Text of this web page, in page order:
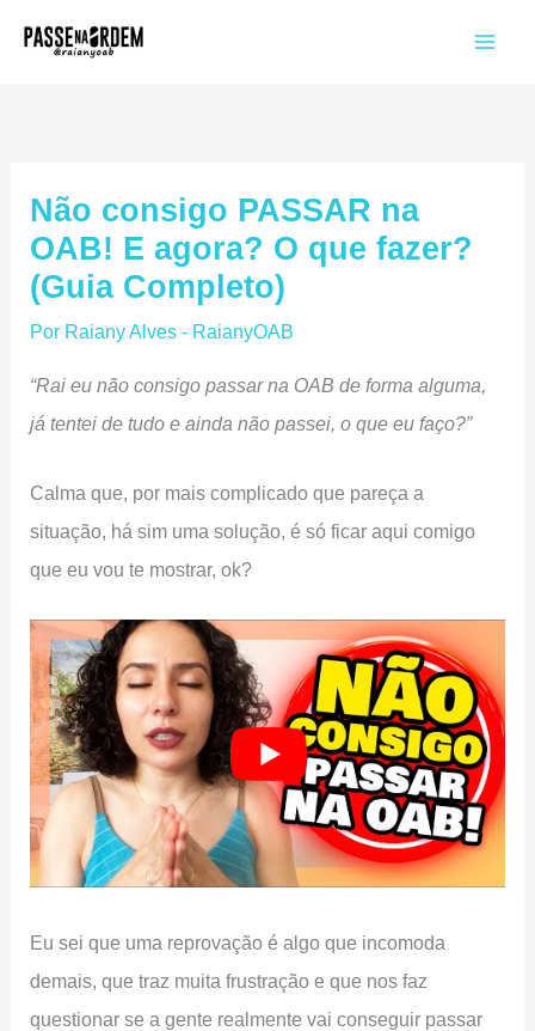
Não consigo PASSAR na
OAB! E agora? O que fazer?
(Guia Completo)
Por Raiany Alves - RaianyOAB
“Rai eu não consigo passar na OAB de forma alguma,
já tentei de tudo e ainda não passei, o que eu faço?”
Calma que, por mais complicado que pareça a
situação, há sim uma solução, é só ficar aqui comigo
que eu vou te mostrar, ok?
Eu sei que uma reprovação é algo que incomoda
demais, que traz muita frustração e que nos faz
questionar se a gente realmente vai conseguir passar